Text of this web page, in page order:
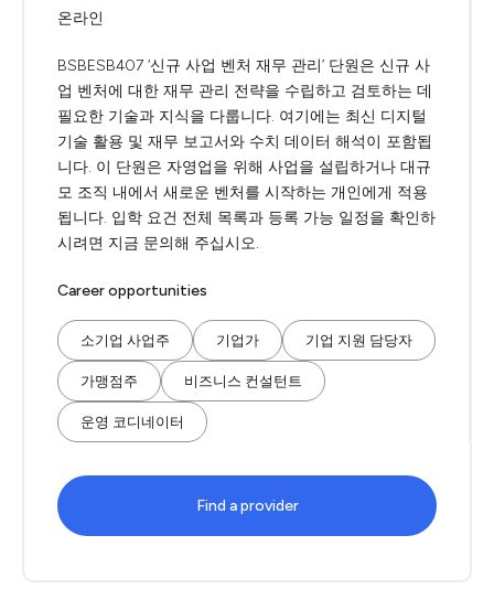
온라인
BSBESB407 ‘신규 사업 벤처 재무 관리’ 단원은 신규 사
업 벤처에 대한 재무 관리 전략을 수립하고 검토하는 데
필요한 기술과 지식을 다룹니다. 여기에는 최신 디지털
기술 활용 및 재무 보고서와 수치 데이터 해석이 포함됩
니다. 이 단원은 자영업을 위해 사업을 설립하거나 대규
모 조직 내에서 새로운 벤처를 시작하는 개인에게 적용
됩니다. 입학 요건 전체 목록과 등록 가능 일정을 확인하
시려면 지금 문의해 주십시오.
Career opportunities
소기업 사업주 기업가 기업 지원 담당자
가맹점주 비즈니스 컨설턴트
운영 코디네이터
Find a provider